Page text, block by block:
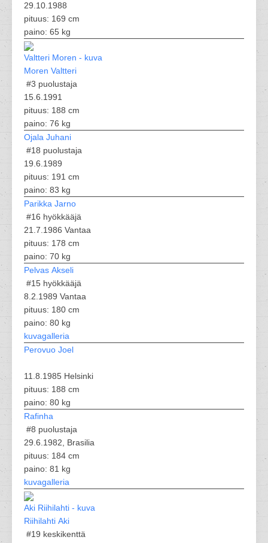
29.10.1988
pituus: 169 cm
paino: 65 kg
Moren Valtteri
#3 puolustaja
15.6.1991
pituus: 188 cm
paino: 76 kg
Ojala Juhani
#18 puolustaja
19.6.1989
pituus: 191 cm
paino: 83 kg
Parikka Jarno
#16 hyökkääjä
21.7.1986 Vantaa
pituus: 178 cm
paino: 70 kg
Pelvas Akseli
#15 hyökkääjä
8.2.1989 Vantaa
pituus: 180 cm
paino: 80 kg
kuvagalleria
Perovuo Joel
11.8.1985 Helsinki
pituus: 188 cm
paino: 80 kg
Rafinha
#8 puolustaja
29.6.1982, Brasilia
pituus: 184 cm
paino: 81 kg
kuvagalleria
Riihilahti Aki
#19 keskikenttä